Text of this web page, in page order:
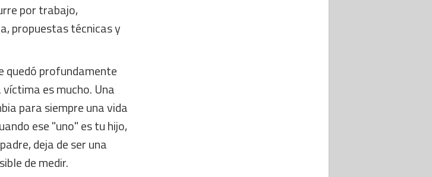
por trabajo,
propuestas técnicas y
quedó profundamente
es mucho. Una
para siempre una vida
ese "uno" es tu hijo,
deja de ser una
de medir.